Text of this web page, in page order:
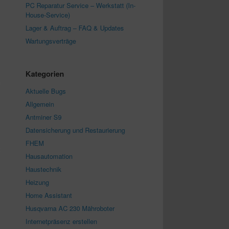
PC Reparatur Service – Werkstatt (In-
House-Service)
Lager & Auftrag – FAQ & Updates
Wartungsverträge
Kategorien
Aktuelle Bugs
Allgemein
Antminer S9
Datensicherung und Restaurierung
FHEM
Hausautomation
Haustechnik
Heizung
Home Assistant
Husqvarna AC 230 Mähroboter
Internetpräsenz erstellen